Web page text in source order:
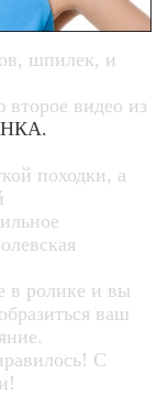
шпилек, и
видео из
походки, а
в ролике и вы
ваш
С